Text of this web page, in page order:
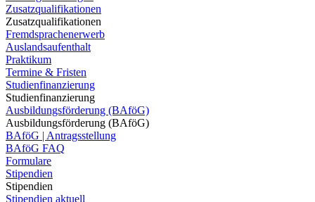
Zusatzqualifikationen
Zusatzqualifikationen
Fremdsprachenerwerb
Auslandsaufenthalt
Praktikum
Termine & Fristen
Studienfinanzierung
Studienfinanzierung
Ausbildungsförderung (BAföG)
Ausbildungsförderung (BAföG)
BAföG | Antragsstellung
BAföG FAQ
Formulare
Stipendien
Stipendien
Stipendien aktuell